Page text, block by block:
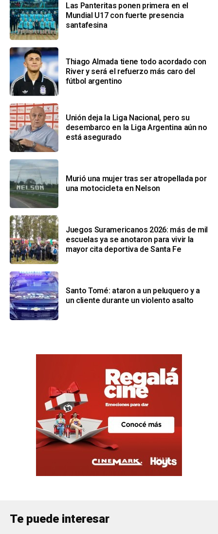
Las Panteritas ponen primera en el
Mundial U17 con fuerte presencia
santafesina
Thiago Almada tiene todo acordado con
River y será el refuerzo más caro del
fútbol argentino
Unión deja la Liga Nacional, pero su
desembarco en la Liga Argentina aún no
está asegurado
Murió una mujer tras ser atropellada por
una motocicleta en Nelson
Juegos Suramericanos 2026: más de mil
escuelas ya se anotaron para vivir la
mayor cita deportiva de Santa Fe
Santo Tomé: ataron a un peluquero y a
un cliente durante un violento asalto
Te puede interesar